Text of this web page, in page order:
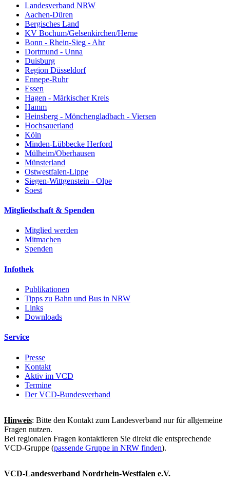
Landesverband NRW
Aachen-Düren
Bergisches Land
KV Bochum/Gelsenkirchen/Herne
Bonn - Rhein-Sieg - Ahr
Dortmund - Unna
Duisburg
Region Düsseldorf
Ennepe-Ruhr
Essen
Hagen - Märkischer Kreis
Hamm
Heinsberg - Mönchengladbach - Viersen
Hochsauerland
Köln
Minden-Lübbecke Herford
Mülheim/Oberhausen
Münsterland
Ostwestfalen-Lippe
Siegen-Wittgenstein - Olpe
Soest
Mitgliedschaft & Spenden
Mitglied werden
Mitmachen
Spenden
Infothek
Publikationen
Tipps zu Bahn und Bus in NRW
Links
Downloads
Service
Presse
Kontakt
Aktiv im VCD
Termine
Der VCD-Bundesverband
Hinweis: Bitte den Kontakt zum Landesverband nur für allgemeine
Fragen nutzen.
Bei regionalen Fragen kontaktieren Sie direkt die entsprechende
VCD-Gruppe (passende Gruppe in NRW finden).
VCD-Landesverband Nordrhein-Westfalen e.V.